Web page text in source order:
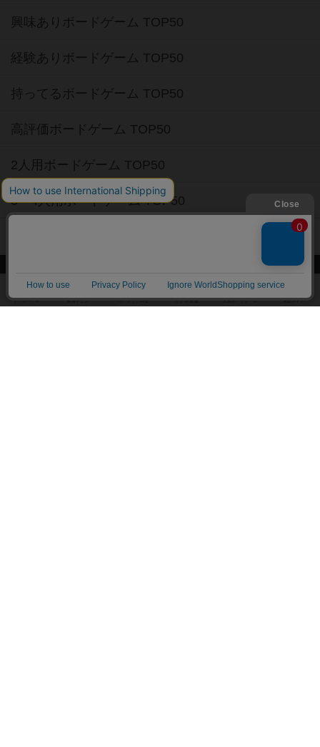
興味ありボードゲーム TOP50
経験ありボードゲーム TOP50
持ってるボードゲーム TOP50
高評価ボードゲーム TOP50
2人用ボードゲーム TOP50
3～4人用ボードゲーム TOP50
東京都のボードゲームカフェ